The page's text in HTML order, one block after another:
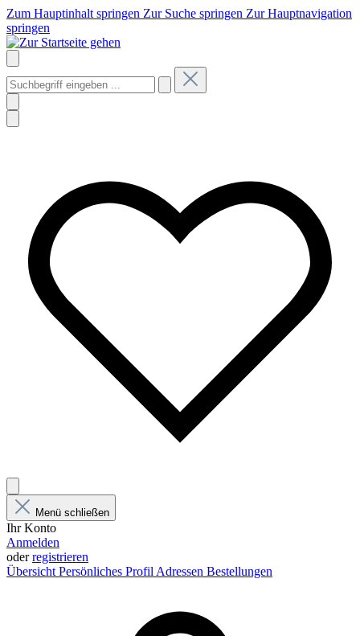
Zum Hauptinhalt springen Zur Suche springen Zur Hauptnavigation
springen
Menü schließen
Ihr Konto
Anmelden
oderregistrieren
Übersicht Persönliches Profil Adressen Bestellungen